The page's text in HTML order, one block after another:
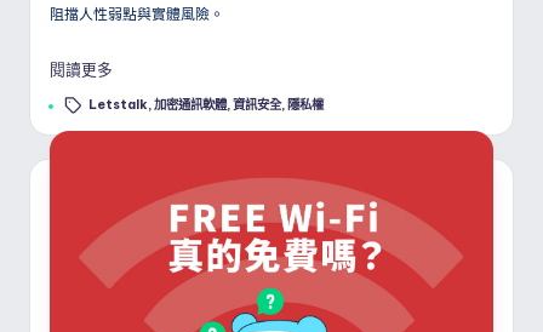
阻擋人性弱點與實體風險。
閱讀更多
Tags: Letstalk,加密通訊軟體,資訊安全, 隱私權